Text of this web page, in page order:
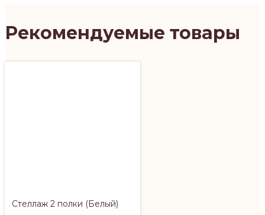
Рекомендуемые товары
Стеллаж 2 полки (Белый)